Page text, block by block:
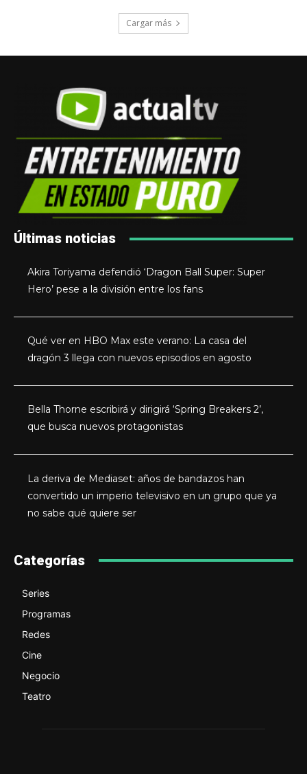
Cargar más
Últimas noticias
Akira Toriyama defendió ‘Dragon Ball Super: Super
Hero’ pese a la división entre los fans
Qué ver en HBO Max este verano: La casa del
dragón 3 llega con nuevos episodios en agosto
Bella Thorne escribirá y dirigirá ‘Spring Breakers 2’,
que busca nuevos protagonistas
La deriva de Mediaset: años de bandazos han
convertido un imperio televisivo en un grupo que ya
no sabe qué quiere ser
Categorías
Series
Programas
Redes
Cine
Negocio
Teatro